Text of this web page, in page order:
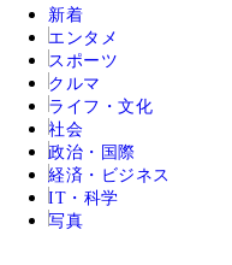
新着
エンタメ
スポーツ
クルマ
ライフ・文化
社会
政治・国際
経済・ビジネス
IT・科学
写真